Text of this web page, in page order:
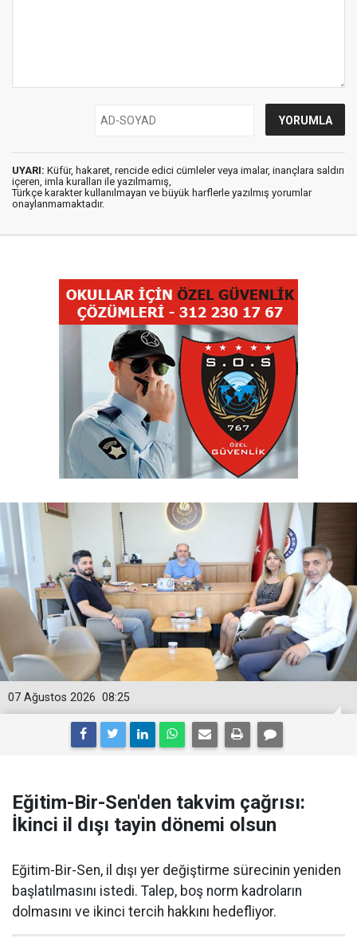
UYARI: Küfür, hakaret, rencide edici cümleler veya imalar, inançlara saldırı
içeren, imla kuralları ile yazılmamış,
Türkçe karakter kullanılmayan ve büyük harflerle yazılmış yorumlar
onaylanmamaktadır.
08:25
07 Ağustos 2026
Eğitim-Bir-Sen'den takvim çağrısı:
İkinci il dışı tayin dönemi olsun
Eğitim-Bir-Sen, il dışı yer değiştirme sürecinin yeniden
başlatılmasını istedi. Talep, boş norm kadroların
dolmasını ve ikinci tercih hakkını hedefliyor.